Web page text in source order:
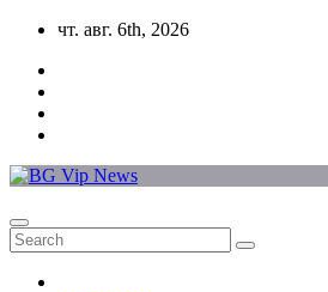
Skip
content
чт. авг. 6th, 2026